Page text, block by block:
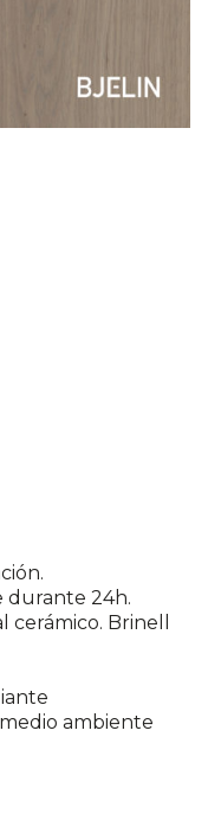
durante 24h.
cerámico. Brinell
ambiente